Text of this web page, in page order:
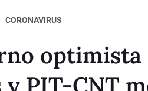
CORONAVIRUS
optimista
y PIT-CNT